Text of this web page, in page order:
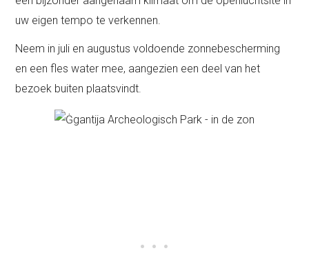
uw eigen tempo te verkennen.
Neem in juli en augustus voldoende zonnebescherming
en een fles water mee, aangezien een deel van het
bezoek buiten plaatsvindt.